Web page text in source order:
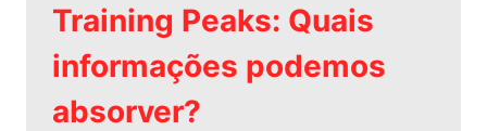
Training Peaks: Quais
informações podemos
absorver?